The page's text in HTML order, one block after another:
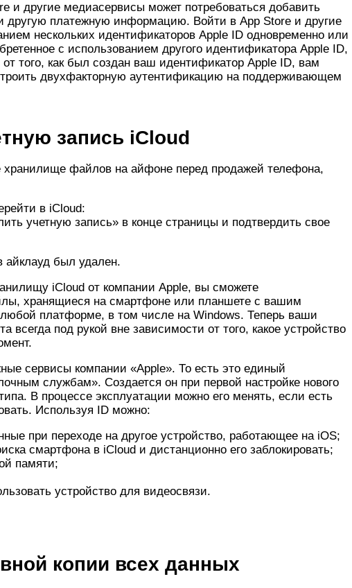
и другие медиасервисы может потребоваться добавить
другую платежную информацию. Войти в App Store и другие
нескольких идентификаторов Apple ID одновременно или
с использованием другого идентификатора Apple ID,
того, как был создан ваш идентификатор Apple ID, вам
двухфакторную аутентификацию на поддерживающем
запись iCloud
хранилище файлов на айфоне перед продажей телефона,
в iCloud:
учетную запись» в конце страницы и подтвердить свое
был удален.
iCloud от компании Apple, вы сможете
хранящиеся на смартфоне или планшете с вашим
платформе, в том числе на Windows. Теперь ваши
всегда под рукой вне зависимости от того, какое устройство
сервисы компании «Apple». То есть это единый
службам». Создается он при первой настройке нового
В процессе эксплуатации можно его менять, если есть
Используя ID можно:
при переходе на другое устройство, работающее на iOS;
смартфона в iCloud и дистанционно его заблокировать;
памяти;
устройство для видеосвязи.
копии всех данных